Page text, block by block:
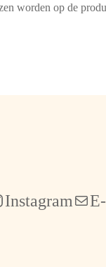
worden op de
Instagram